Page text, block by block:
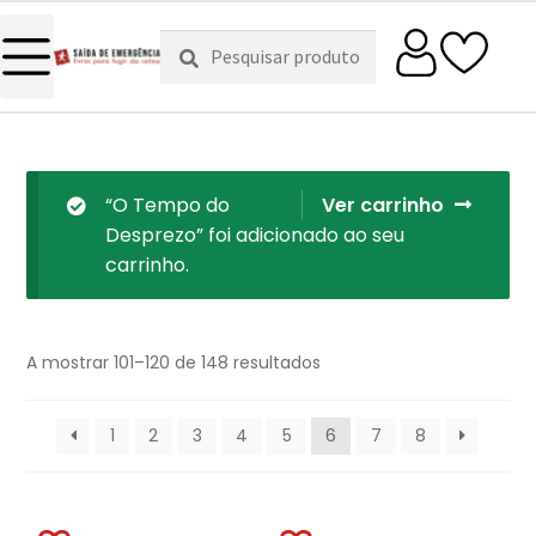
Pesquisar
por:
Pesquisa
Ver carrinho
“O Tempo do
Desprezo” foi adicionado ao seu
carrinho.
A mostrar 101–120 de 148 resultados
1 2 3 4 5 6 7 8